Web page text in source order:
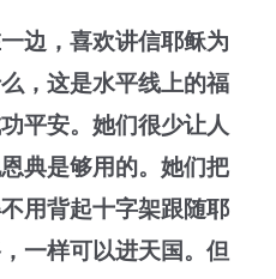
边，喜欢讲信耶稣为
，这是水平线上的福
平安。她们很少让人
典是够用的。她们把
用背起十字架跟随耶
一样可以进天国。但